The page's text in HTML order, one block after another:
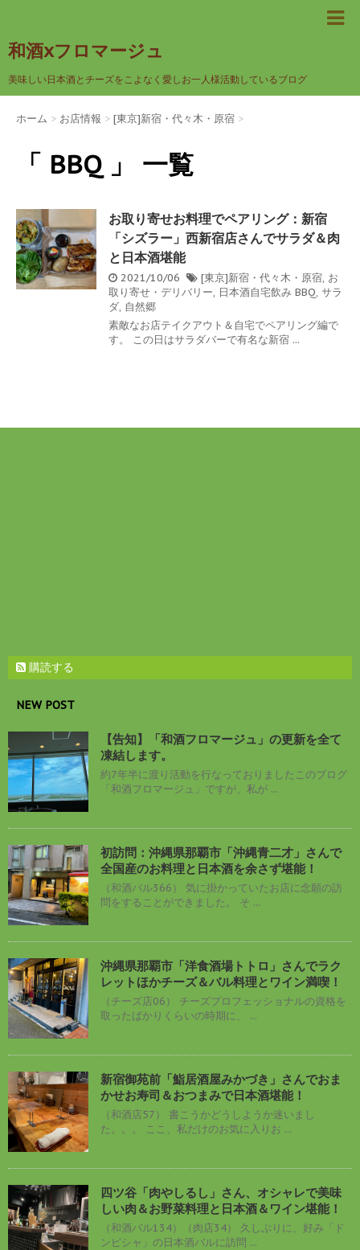
和酒xフロマージュ
美味しい日本酒とチーズをこよなく愛しお一人様活動しているブログ
ホーム > お店情報 > [東京]新宿・代々木・原宿 >
「 BBQ 」 一覧
お取り寄せお料理でペアリング：新宿
「シズラー」西新宿店さんでサラダ＆肉
と日本酒堪能
2021/10/06 [東京]新宿・代々木・原宿, お
取り寄せ・デリバリー, 日本酒自宅飲み BBQ, サラ
ダ, 自然郷
素敵なお店テイクアウト＆自宅でペアリング編で
す。 この日はサラダバーで有名な新宿 ...
購読する
NEW POST
【告知】「和酒フロマージュ」の更新を全て
凍結します。
約7年半に渡り活動を行なっておりましたこのブログ
「和酒フロマージュ」ですが、私が ...
初訪問：沖縄県那覇市「沖縄青二才」さんで
全国産のお料理と日本酒を余さず堪能！
（和酒バル366） 気に掛かっていたお店に念願の訪
問をすることができました。 そ ...
沖縄県那覇市「洋食酒場トトロ」さんでラク
レットほかチーズ＆バル料理とワイン満喫！
（チーズ店06） チーズプロフェッショナルの資格を
取ったばかりくらいの時期に、 ...
新宿御苑前「鮨居酒屋みかづき」さんでおま
かせお寿司＆おつまみで日本酒堪能！
（和酒店57） 書こうかどうしようか迷いまし
た。。。 ここ、私だけのお気に入りお ...
四ツ谷「肉やしるし」さん、オシャレで美味
しい肉＆お野菜料理と日本酒＆ワイン堪能！
（和酒バル134）（肉店34） 久しぶりに、好み「ド
ンピシャ」の日本酒バルに訪問 ...